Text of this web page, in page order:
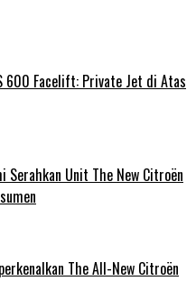
600 Facelift: Private Jet di Atas
Serahkan Unit The New Citroën
The All-New Citroën